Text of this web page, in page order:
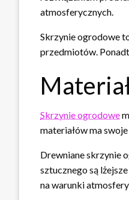
atmosferycznych.
Skrzynie ogrodowe
przedmiotów.
Skrzynie ogrodowe
materiałów ma
Drewniane skrzynie
sztucznego są
na warunki